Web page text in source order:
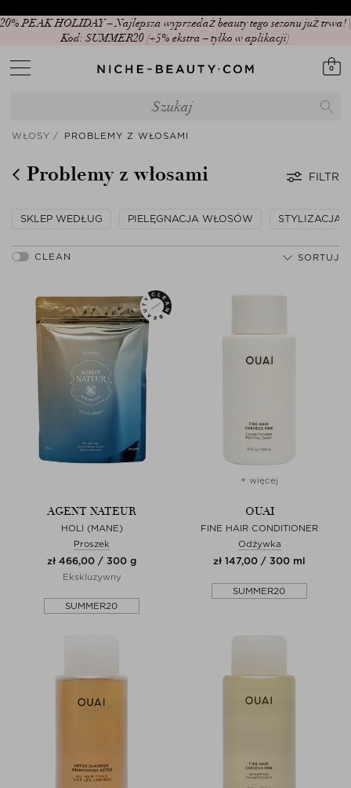
20% PEAK HOLIDAY – Najlepsza wyprzedaż beauty tego sezonu już trwa! |
Kod: SUMMER20 (+5% ekstra – tylko w aplikacji)
0
WŁOSY PROBLEMY Z WŁOSAMI
Problemy z włosami FILTR
SKLEP WEDŁUG PIELĘGNACJA WŁOSÓW STYLIZACJA
SORTUJ
AGENT NATEUR
HOLI (MANE)
Proszek
zł 466,00 / 300 g
Ekskluzywny
SUMMER20
+ więcej
OUAI
FINE HAIR CONDITIONER
Odżywka
zł 147,00 / 300 ml
SUMMER20